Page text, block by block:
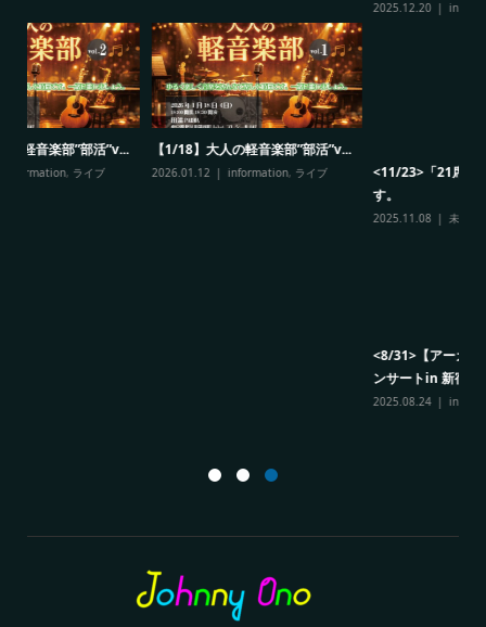
活”v...
<11/23>「21席の招待」に出演しま
＜10/30＞マグロでPON with
information
＜12/9＞WHITE NOSE
information,未分類